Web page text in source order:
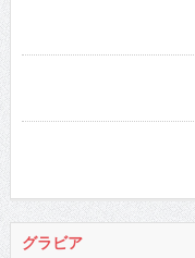
ロザン ク
2009/12/16 に
有野晋哉
ゴー☆ジャ
グラビア